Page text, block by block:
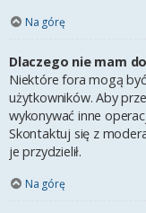
Na górę
Dlaczego nie mam
Niektóre fora mogą
użytkowników. Aby
wykonywać inne
Skontaktuj się z
je przydzielił.
Na górę